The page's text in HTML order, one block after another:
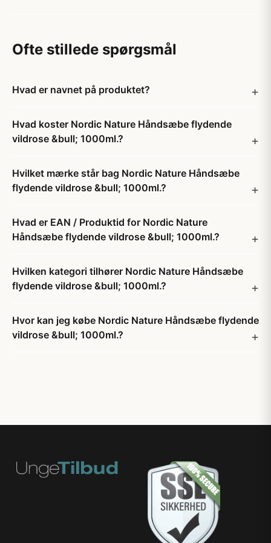
Ofte stillede spørgsmål
Hvad er navnet på produktet?
Hvad koster Nordic Nature Håndsæbe flydende
vildrose &bull; 1000ml.?
Hvilket mærke står bag Nordic Nature Håndsæbe
flydende vildrose &bull; 1000ml.?
Hvad er EAN / Produktid for Nordic Nature
Håndsæbe flydende vildrose &bull; 1000ml.?
Hvilken kategori tilhører Nordic Nature Håndsæbe
flydende vildrose &bull; 1000ml.?
Hvor kan jeg købe Nordic Nature Håndsæbe flydende
vildrose &bull; 1000ml.?